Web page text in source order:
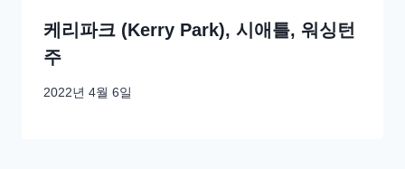
케리파크 (Kerry Park), 시애틀, 워싱턴
주
2022년 4월 6일